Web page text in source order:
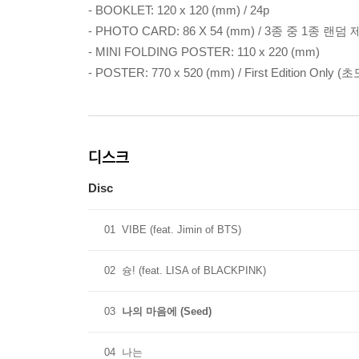
- BOOKLET: 120 x 120 (mm) / 24p
- PHOTO CARD: 86 X 54 (mm) / 3종 중 1종 랜덤
- MINI FOLDING POSTER: 110 x 220 (mm)
- POSTER: 770 x 520 (mm) / First Edition Only (초
디스크
Disc
01 VIBE (feat. Jimin of BTS)
02 슝! (feat. LISA of BLACKPINK)
03 나의 마음에 (Seed)
04 나는